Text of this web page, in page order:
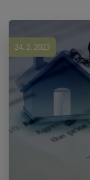
24. 2. 2023